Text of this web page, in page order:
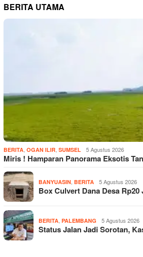
BERITA UTAMA
BERITA, OGAN ILIR, SUMSEL 5 Agustus 2026
Miris ! Hamparan Panorama Eksotis
BANYUASIN, BERITA 5 Agustus 2026
Box Culvert Dana Desa
BERITA, PALEMBANG 5 Agustus 2026
Status Jalan Jadi Sorotan,